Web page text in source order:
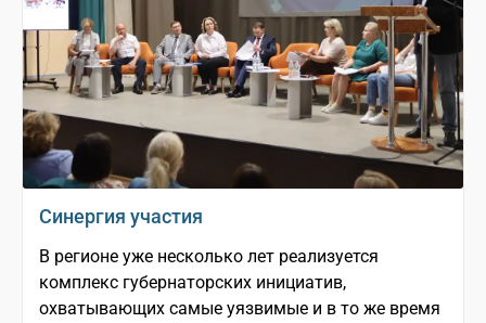
Синергия участия
В регионе уже несколько лет реализуется
комплекс губернаторских инициатив,
охватывающих самые уязвимые и в то же время